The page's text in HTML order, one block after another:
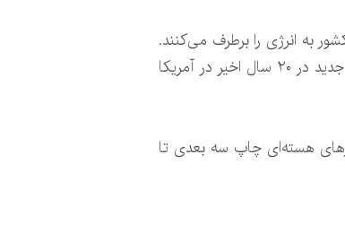
و بدون تولید گازهایی مانند کربن ۲۰ درصد از نیاز این کشور به انرژی را برطرف می‌کنند.
فناوری مورد استفاده در ساخت راکتورهای این نیروگاه‌ها عمدتاً مربوط به نیم قرن قبل است و تنها یک راکتور هسته‌ای جدید در ۲۰ سال اخیر در آمریکا
هسته‌ای چاپ سه بعدی تا